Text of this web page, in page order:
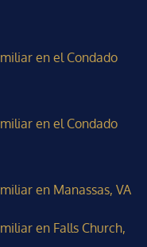
en el Condado
en el Condado
en Manassas, VA
en Falls Church,